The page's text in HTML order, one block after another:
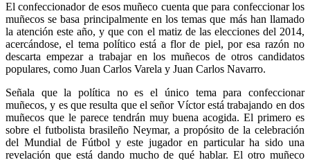
El confeccionador de esos muñeco cuenta que para confeccionar los
muñecos se basa principalmente en los temas que más han llamado
la atención este año, y que con el matiz de las elecciones del 2014,
acercándose, el tema político está a flor de piel, por esa razón no
descarta empezar a trabajar en los muñecos de otros candidatos
populares, como Juan Carlos Varela y Juan Carlos Navarro.
Señala que la política no es el único tema para confeccionar
muñecos, y es que resulta que el señor Víctor está trabajando en dos
muñecos que le parece tendrán muy buena acogida. El primero es
sobre el futbolista brasileño Neymar, a propósito de la celebración
del Mundial de Fútbol y este jugador en particular ha sido una
revelación que está dando mucho de qué hablar. El otro muñeco